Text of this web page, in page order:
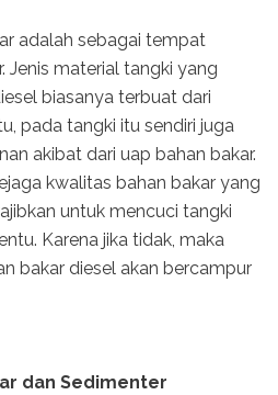
adalah sebagai tempat
Jenis material tangki yang
biasanya terbuat dari
pada tangki itu sendiri juga
akibat dari uap bahan bakar.
kwalitas bahan bakar yang
untuk mencuci tangki
Karena jika tidak, maka
bakar diesel akan bercampur
dan Sedimenter